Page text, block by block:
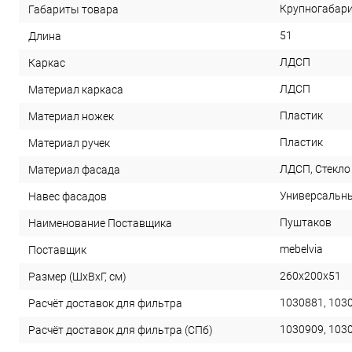
Габариты товара
Длина 51
Каркас ЛДСП
Материал каркаса ЛДСП
Материал ножек Пластик
Материал ручек Пластик
Материал фасада ЛДСП, Стекло
Навес фасадов
Наименование Поставщика Пуштаков
Поставщик mebelvia
Размер (ШхВхГ, см) 260х200х51
Расчёт доставок для фильтра 1030881,
Расчёт доставок для фильтра (СПб) 1030909,